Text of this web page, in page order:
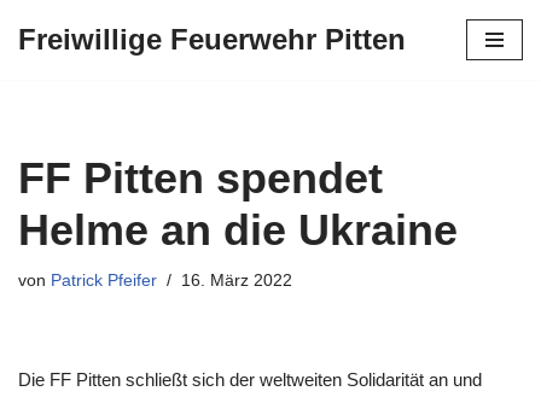
Freiwillige Feuerwehr Pitten
FF Pitten spendet
Helme an die Ukraine
von Patrick Pfeifer 16. März 2022
Die FF Pitten schließt sich der weltweiten Solidarität an und